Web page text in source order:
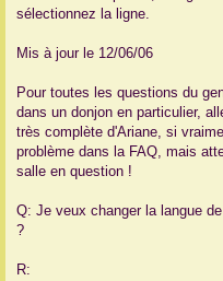
sélectionnez la ligne.
Mis à jour le 12/06/06
Pour toutes les questions du
dans un donjon en particulier,
très complète d'Ariane, si
problème dans la FAQ, mais
salle en question !
Q: Je veux changer la langue
?
R: